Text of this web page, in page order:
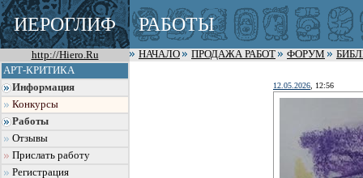
ИЕРОГЛИФ РАБОТЫ
http://Hiero.Ru НАЧАЛО ПРОДАЖА РАБОТ ФОРУМ
АРТ-КРИТИКА
Информация
Конкурсы
Работы
Отзывы
Прислать работу
Регистрация
12.05.2026 , 12:56